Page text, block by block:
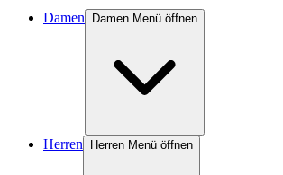
Damen Damen Menü öffnen
Herren Herren Menü öffnen